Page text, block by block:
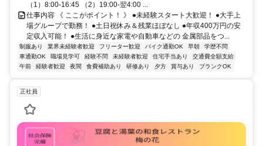
（1）8:00-16:45 （2）19:00-翌4:00 ...
仕事内容 《 ここがポイント！ 》 ●未経験スタート大歓迎！ ●大手上
場グループで勤務！ ●土日祝休み＆残業ほぼなし ●年収400万円の安
定収入可能！ ●生活に身近な家電や自動車などの 金属部品をつ...
制服あり 業界未経験者歓迎 フリーター歓迎 バイク通勤OK 早朝
学歴不問
車通勤OK
職場見学可 経験不問 未経験者歓迎 住宅手当あり
交通費全額支給
午前
経験者歓迎 夜間 食費補助あり 研修あり 夕方 賞与あり ブランクOK
正社員